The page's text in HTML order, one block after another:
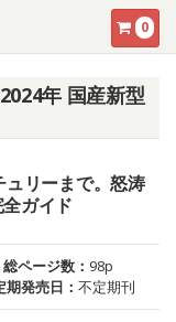
0
年 国産新型
リーまで。怒涛
ガイド
総ページ数： 98p
期発売日：不定期刊